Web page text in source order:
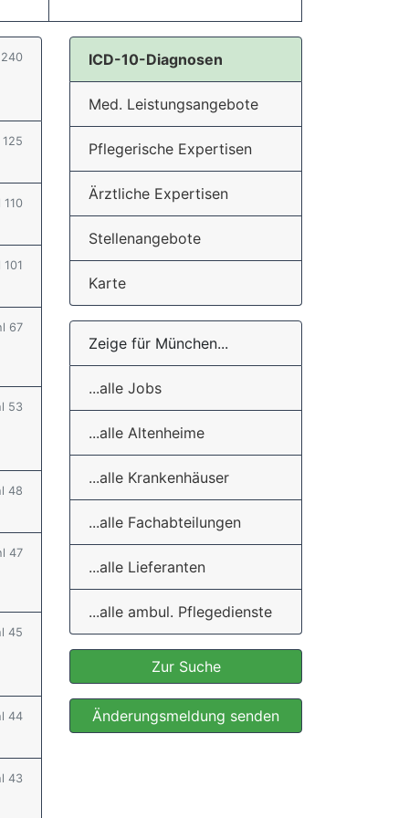
110
67
53
48
47
45
44
43
ICD-10-Diagnosen
Med. Leistungsangebote
Pflegerische Expertisen
Ärztliche Expertisen
Stellenangebote
Karte
Zeige für München...
...alle Jobs
...alle Altenheime
...alle Krankenhäuser
...alle Fachabteilungen
...alle Lieferanten
...alle ambul. Pflegedienste
Zur Suche
Änderungsmeldung senden